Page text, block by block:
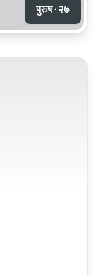
पुरुष · २७